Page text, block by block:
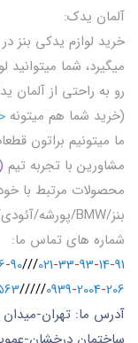
آلمان یدک:
خرید لوازم یدکی بنز
میگیرد، شما میتوانید
رو به راحتی از آلمان
(خرید شما هم میتونه
ما میتونیم براتون
مشاورین با تجربه تیم
محصولات مرتبط با
بنز/BMW/پورشه/آئودی/ فولکس واگن
شماره های تماس ما:
021-33-93-14-91
///
-90
0939-2004-206
/////
آدرس ما: تهران-میدان